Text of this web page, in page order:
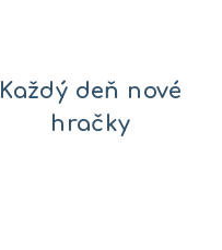
Každý deň nové
hračky